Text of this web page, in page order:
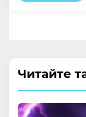
Читайте